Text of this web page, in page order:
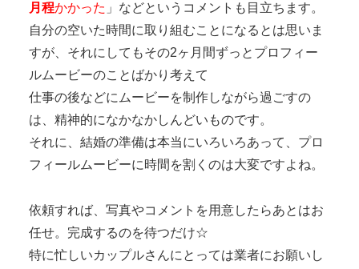
月程かかった 」などというコメントも目立ちます。
自分の空いた時間に取り組むことになるとは思いま
すが、それにしてもその2ヶ月間ずっとプロフィー
ルムービーのことばかり考えて
仕事の後などにムービーを制作しながら過ごすの
は、精神的になかなかしんどいものです。
それに、結婚の準備は本当にいろいろあって、プロ
フィールムービーに時間を割くのは大変ですよね。
依頼すれば、写真やコメントを用意したらあとはお
任せ。完成するのを待つだけ☆
特に忙しいカップルさんにとっては業者にお願いし